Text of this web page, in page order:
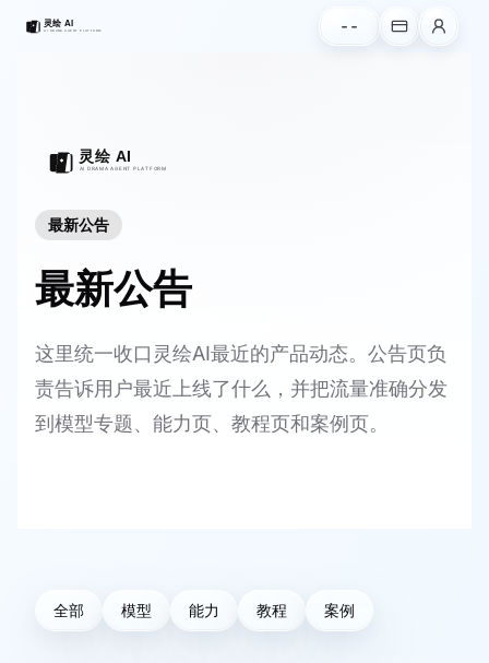
--
最新公告
最新公告
这里统一收口灵绘AI最近的产品动态。公告页负
责告诉用户最近上线了什么，并把流量准确分发
到模型专题、能力页、教程页和案例页。
全部 模型 能力 教程 案例